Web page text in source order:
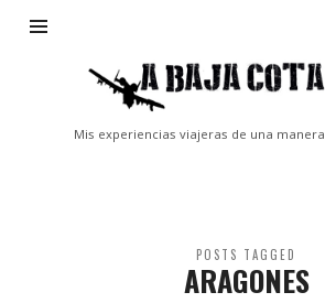
Baja
Cota
Mis experiencias viajeras de una
POSTS TAGGED
ARAGONES